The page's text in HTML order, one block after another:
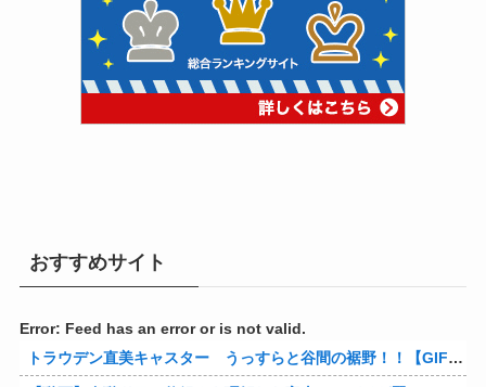
おすすめサイト
Error: Feed has an error or is not valid.
トラウデン直美キャスター うっすらと谷間の裾野！！【GIF動画あり】